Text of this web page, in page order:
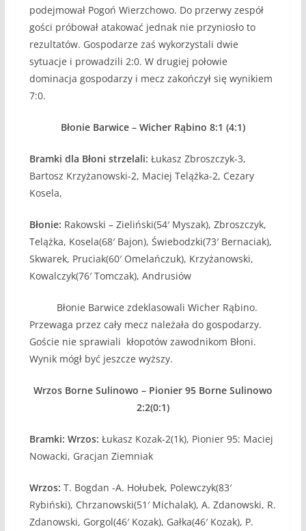
podejmował Pogoń Wierzchowo. Do przerwy zespół
gości próbował atakować jednak nie przyniosło to
rezultatów. Gospodarze zaś wykorzystali dwie
sytuacje i prowadzili 2:0. W drugiej połowie
dominacja gospodarzy i mecz zakończył się wynikiem
7:0.
Błonie Barwice – Wicher Rąbino 8:1 (4:1)
Bramki dla Błoni strzelali: Łukasz Zbroszczyk-3,
Bartosz Krzyżanowski-2, Maciej Telążka-2, Cezary
Kosela,
Błonie: Rakowski – Zieliński(54′ Myszak), Zbroszczyk,
Telążka, Kosela(68′ Bajon), Świebodzki(73′ Bernaciak),
Skwarek, Pruciak(60′ Omelańczuk), Krzyżanowski,
Kowalczyk(76′ Tomczak), Andrusiów
Błonie Barwice zdeklasowali Wicher Rąbino.
Przewaga przez cały mecz należała do gospodarzy.
Goście nie sprawiali kłopotów zawodnikom Błoni.
Wynik mógł być jeszcze wyższy.
Wrzos Borne Sulinowo – Pionier 95 Borne Sulinowo
2:2(0:1)
Bramki: Wrzos: Łukasz Kozak-2(1k), Pionier 95: Maciej
Nowacki, Gracjan Ziemniak
Wrzos: T. Bogdan -A. Hołubek, Polewczyk(83′
Rybiński), Chrzanowski(51′ Michalak), A. Zdanowski, R.
Zdanowski, Gorgol(46′ Kozak), Gałka(46′ Kozak), P.